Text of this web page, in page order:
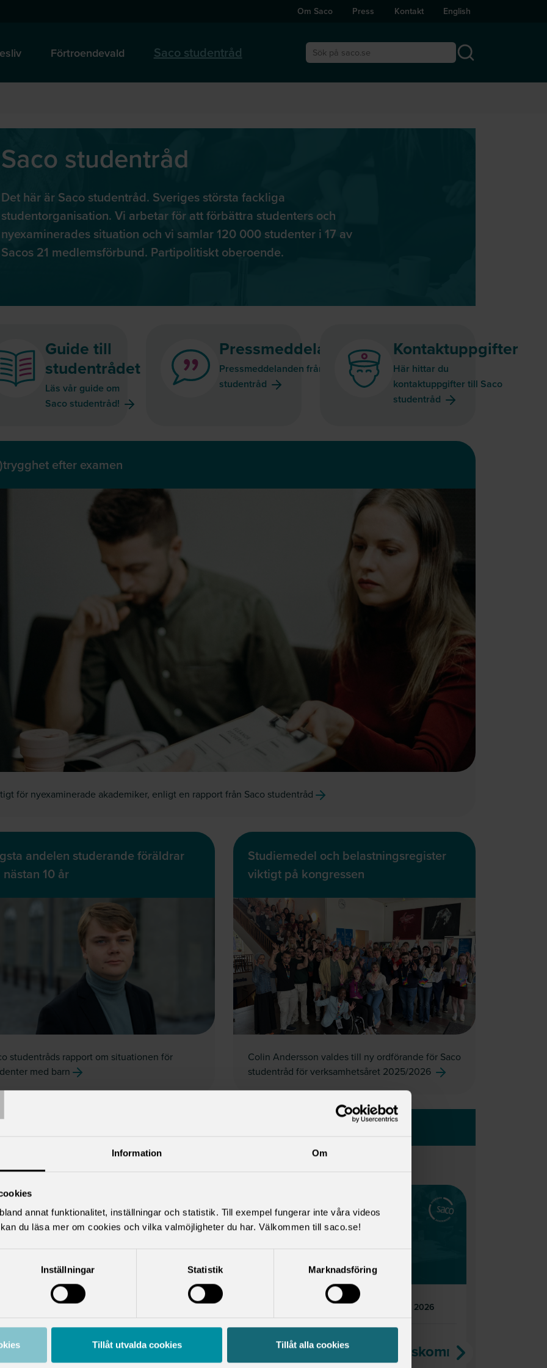
Information Om
annat funktionalitet, inställningar och statistik. Till exempel fungerar inte våra videos
du läsa mer om cookies och vilka valmöjligheter du har. Välkommen till saco.se!
Inställningar Statistik Marknadsföring
Tillåt utvalda cookies Tillåt alla cookies
Om Saco Press Kontakt English
Förtroendevald Saco studentråd
Saco studentråd
Det här är Saco studentråd. Sveriges största fackliga
studentorganisation. Vi arbetar för att förbättra studenters och
nyexaminerades situation och vi samlar 120 000 studenter i 17 av
Sacos 21 medlemsförbund. Partipolitiskt oberoende.
Guide till
studentrådet
Läs vår guide om
Saco studentråd!
Pressmeddelanden
Pressmeddelanden från Saco
studentråd
Kontaktuppgifter
Här hittar du
kontaktuppgifter till Saco
studentråd
efter examen
för nyexaminerade akademiker, enligt en rapport från Saco studentråd
andelen studerande föräldrar
10 år
studentråds rapport om situationen för
med barn
Studiemedel och belastningsregister
viktigt på kongressen
Colin Andersson valdes till ny ordförande för Saco
studentråd för verksamhetsåret 2025/2026
onsdag 20 maj
och
RAPPORT
(O)trygghet efter
Senaste nytt
Studentråd
tisdag 3 februari 2026
Remissvar
produktivitetskommissionen